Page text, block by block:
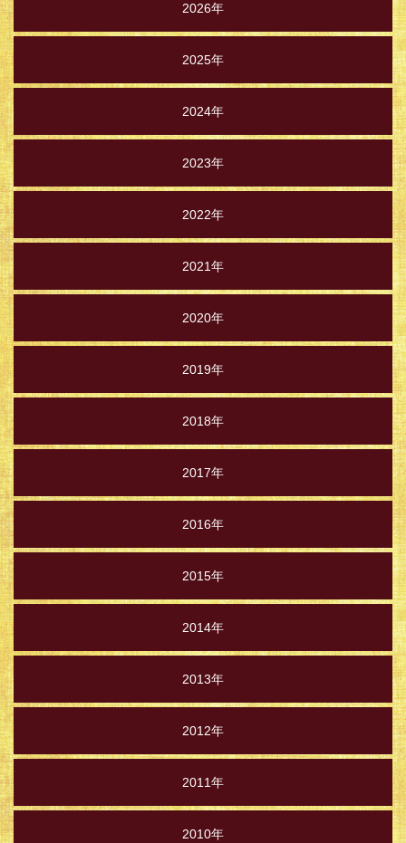
2026年
2025年
2024年
2023年
2022年
2021年
2020年
2019年
2018年
2017年
2016年
2015年
2014年
2013年
2012年
2011年
2010年